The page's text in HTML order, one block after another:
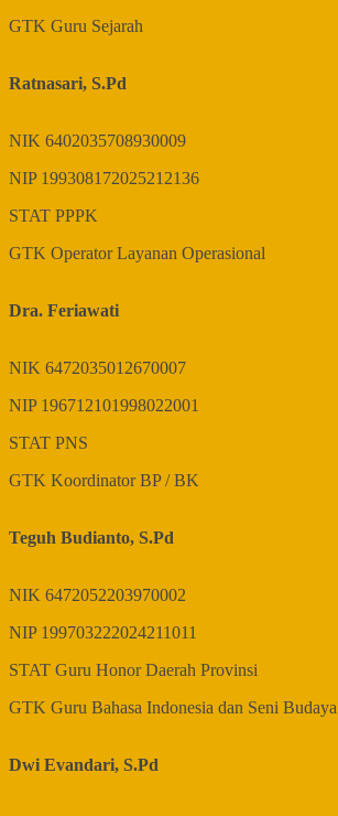
GTK Guru Sejarah
Ratnasari, S.Pd
NIK 6402035708930009
NIP 199308172025212136
STAT PPPK
GTK Operator Layanan Operasional
Dra. Feriawati
NIK 6472035012670007
NIP 196712101998022001
STAT PNS
GTK Koordinator BP / BK
Teguh Budianto, S.Pd
NIK 6472052203970002
NIP 199703222024211011
STAT Guru Honor Daerah Provinsi
GTK Guru Bahasa Indonesia dan Seni Budaya
Dwi Evandari, S.Pd